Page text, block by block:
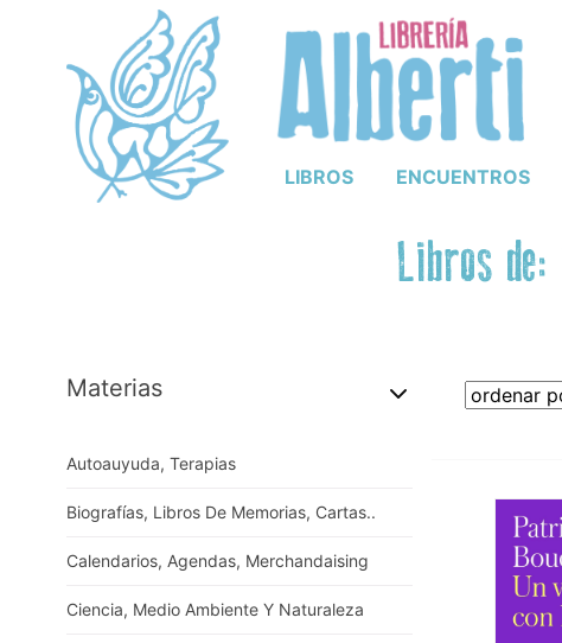
LIBROS ENCUENTROS
Libros de:
Materias
Autoauyuda, Terapias
Biografías, Libros De Memorias, Cartas..
Calendarios, Agendas, Merchandaising
Ciencia, Medio Ambiente Y Naturaleza